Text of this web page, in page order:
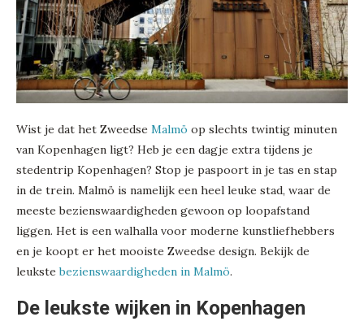
Wist je dat het Zweedse Malmö op slechts twintig minuten
van Kopenhagen ligt? Heb je een dagje extra tijdens je
stedentrip Kopenhagen? Stop je paspoort in je tas en stap
in de trein. Malmö is namelijk een heel leuke stad, waar de
meeste bezienswaardigheden gewoon op loopafstand
liggen. Het is een walhalla voor moderne kunstliefhebbers
en je koopt er het mooiste Zweedse design. Bekijk de
leukstebezienswaardigheden in Malmö.
De leukste wijken in Kopenhagen